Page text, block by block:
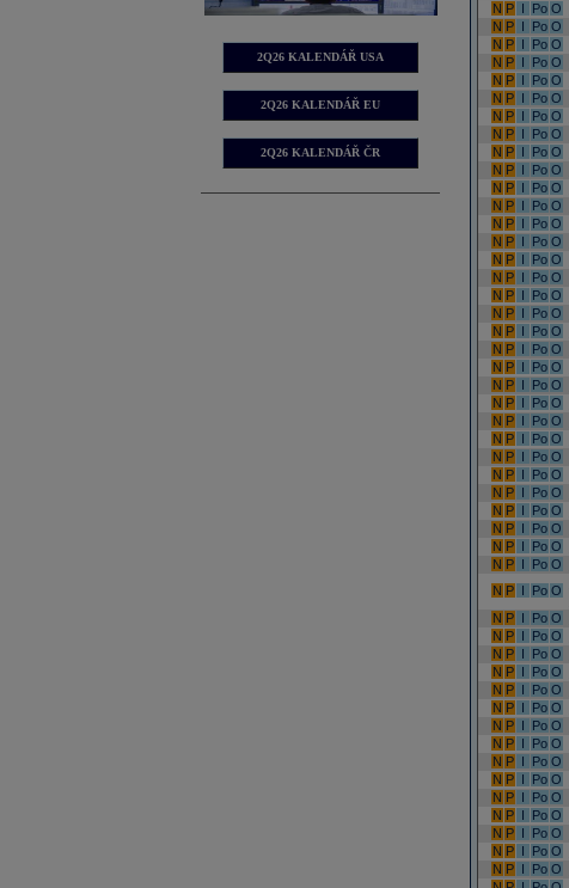
2Q26 KALENDÁŘ USA
2Q26 KALENDÁŘ EU
2Q26 KALENDÁŘ ČR
N P I Po O
N P I Po O
N P I Po O
N P I Po O
N P I Po O
N P I Po O
N P I Po O
N P I Po O
N P I Po O
N P I Po O
N P I Po O
N P I Po O
N P I Po O
N P I Po O
N P I Po O
N P I Po O
N P I Po O
N P I Po O
N P I Po O
N P I Po O
N P I Po O
N P I Po O
N P I Po O
N P I Po O
N P I Po O
N P I Po O
N P I Po O
N P I Po O
N P I Po O
N P I Po O
N P I Po O
N P I Po O
N P I Po O
N P I Po O
N P I Po O
N P I Po O
N P I Po O
N P I Po O
N P I Po O
N P I Po O
N P I Po O
N P I Po O
N P I Po O
N P I Po O
N P I Po O
N P I Po O
N P I Po O
N P I Po O